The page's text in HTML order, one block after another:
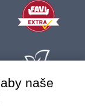
naše